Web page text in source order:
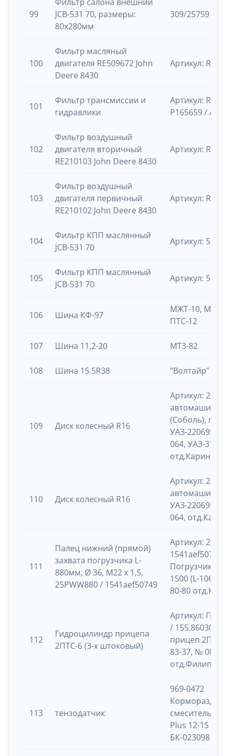
99
JCB-531 70, размеры:
80х280мм
309/25759
100
Фильтр масляный
двигателя RE509672 John
Deere 8430
Артикул:
101
Фильтр трансмиссии и
гидравлики
Артикул:
Р165659 /
102
Фильтр воздушный
двигателя вторичный
RE210103 John Deere 8430
Артикул:
103
Фильтр воздушный
двигателя первичный
RE210102 John Deere 8430
Артикул:
104
Фильтр КПП маслянный
JCB-531 70
Артикул:
105
Фильтр КПП маслянный
JCB-531 70
Артикул: 581/
106 Шина КФ-97
МЖТ-10, МЖТ-
ПТС-12
107 Шина 11,2-20 МТЗ-82
108 Шина 15.5R38 "Волтайр"
109 Диск колесный R16
Артикул:
автомашина
(Соболь),
УАЗ-220695-
064, УАЗ-
отд.Каринка
110 Диск колесный R16
Артикул:
автомашина
УАЗ-220695-
064,
111
Палец нижний (прямой)
захвата погрузчика L-
880мм, Ø 36, M22 x 1,5,
25PWW880 / 1541aef50749
Артикул:
1541aef50749,
Погрузчик
1500 (L-
80-80
112
Гидроцилиндр прицепа
2ПТС-6 (3-х штоковый)
Артикул:
/
прицеп
83-37, № 08-57
113 тензодатчик
969-0472
смеситель
Plus 12-1S
БК-023098